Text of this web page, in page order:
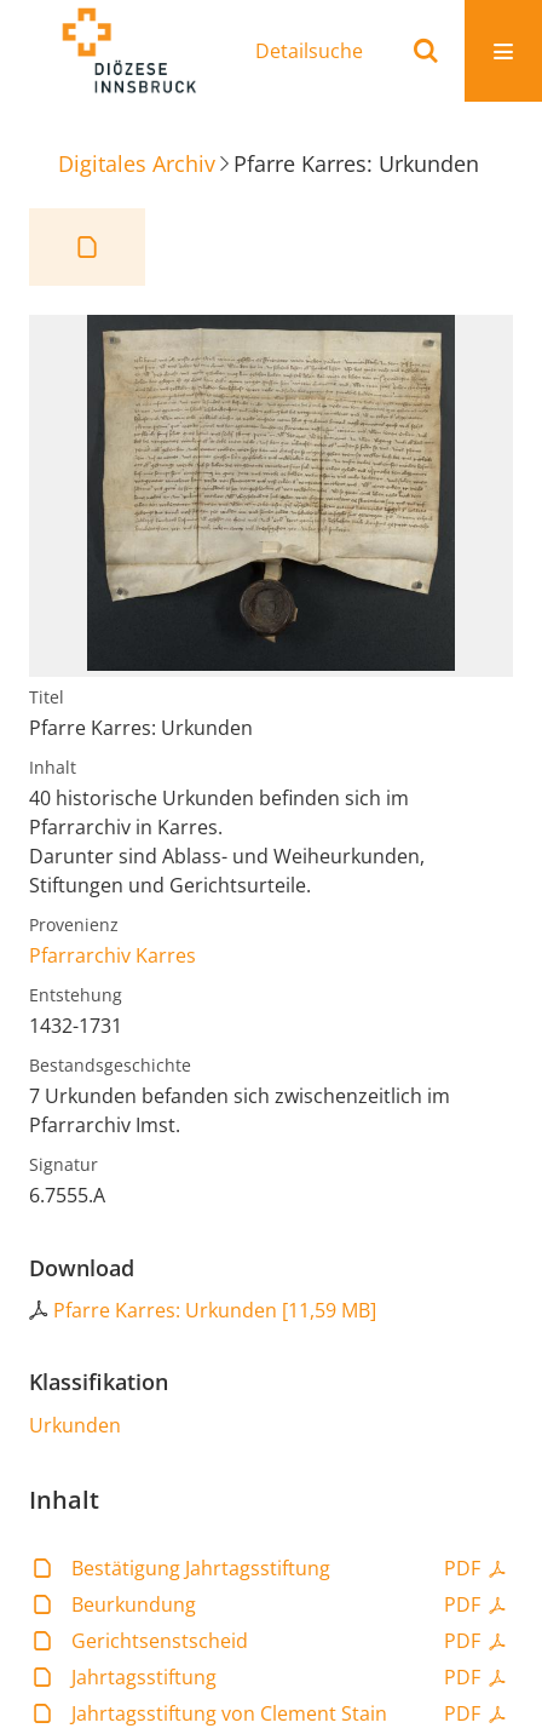
Detailsuche
Digitales Archiv Pfarre Karres: Urkunden
Titel
Pfarre Karres: Urkunden
Inhalt
40 historische Urkunden befinden sich im
Pfarrarchiv in Karres.
Darunter sind Ablass- und Weiheurkunden,
Stiftungen und Gerichtsurteile.
Provenienz
Pfarrarchiv Karres
Entstehung
1432-1731
Bestandsgeschichte
7 Urkunden befanden sich zwischenzeitlich im
Pfarrarchiv Imst.
Signatur
6.7555.A
Download
Pfarre Karres: Urkunden [11,59 MB]
Klassifikation
Urkunden
Inhalt
PDF
Bestätigung Jahrtagsstiftung
PDF
Beurkundung
PDF
Gerichtsenstscheid
PDF
Jahrtagsstiftung
PDF
Jahrtagsstiftung von Clement Stain